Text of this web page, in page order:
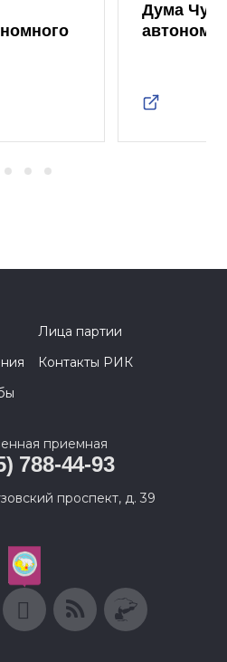
Дума
Лица партии
Контакты РИК
приемная
788-44-93
проспект, д. 39